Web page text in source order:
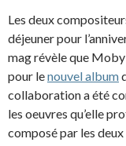
Les deux
déjeuner pour
mag révèle que
pour lenouvel album
collaboration a été
les oeuvres qu’elle
composé par les